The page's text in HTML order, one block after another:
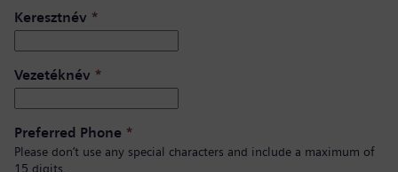
Keresztnév *
Vezetéknév *
Preferred Phone *
Please don’t use any special characters and include a maximum of
15 digits.